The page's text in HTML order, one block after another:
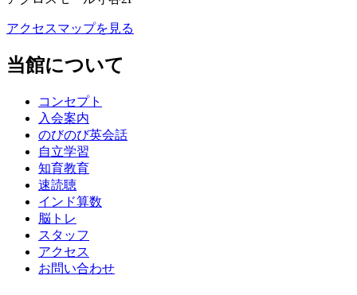
アクセスマップを見る
当館について
コンセプト
入会案内
のびのび英会話
自立学習
知育教育
速読聴
インド算数
脳トレ
スタッフ
アクセス
お問い合わせ